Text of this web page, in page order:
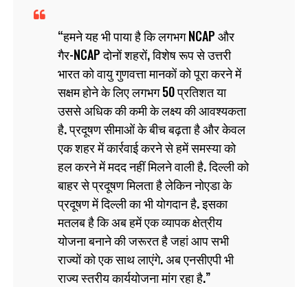
हमने यह भी पाया है कि लगभग NCAP और
गैर-NCAP दोनों शहरों, विशेष रूप से उत्तरी
भारत को वायु गुणवत्ता मानकों को पूरा करने में
सक्षम होने के लिए लगभग 50 प्रतिशत या
उससे अधिक की कमी के लक्ष्य की आवश्यकता
है. प्रदूषण सीमाओं के बीच बढ़ता है और केवल
एक शहर में कार्रवाई करने से हमें समस्या को
हल करने में मदद नहीं मिलने वाली है. दिल्ली को
बाहर से प्रदूषण मिलता है लेकिन नोएडा के
प्रदूषण में दिल्ली का भी योगदान है. इसका
मतलब है कि अब हमें एक व्यापक क्षेत्रीय
योजना बनाने की जरूरत है जहां आप सभी
राज्यों को एक साथ लाएंगे. अब एनसीएपी भी
राज्य स्तरीय कार्ययोजना मांग रहा है.